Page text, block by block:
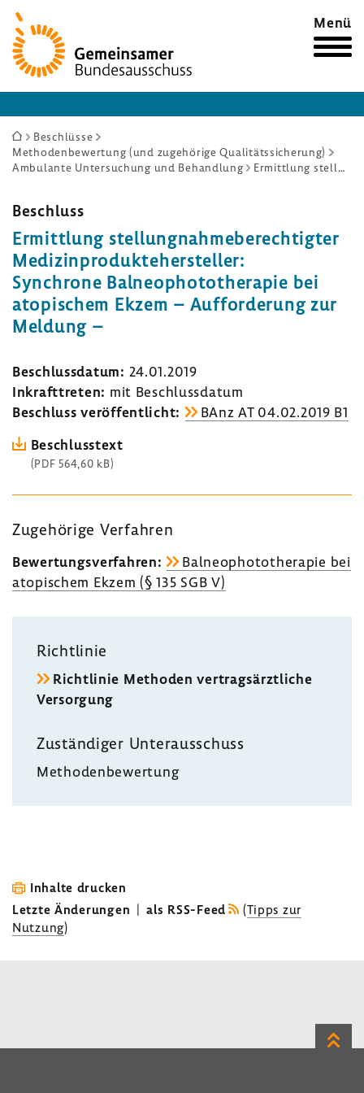
Zur
Startseite
Menü
Sie
sind
Beschlüsse
Methodenbewertung (und zugehörige Qualitätssicherung)
Ambulante Untersuchung und Behandlung
Ermittlung stellungnahmeberechtigter Medizinproduktehersteller: Synchrone Balneophototherapie bei atopischem Ekzem – Aufforderung zur Meldung –
Beschluss
Ermitt­lung stel­lung­nah­me­be­rech­tigter
Medi­zin­pro­dukte­her­steller:
Synchrone Balneo­pho­to­the­rapie bei
atopi­schem Ekzem – Auffor­de­rung zur
Meldung –
Beschluss­datum: 24.01.2019
Inkraft­treten: mit Beschluss­datum
Beschluss veröf­fent­licht:
BAnz AT 04.02.2019 B1
Beschluss­text
(PDF 564,60 kB)
Zuge­hö­rige Verfahren
Bewer­tungs­ver­fahren:
Balneo­pho­to­the­rapie bei
atopi­schem Ekzem (§ 135 SGB V)
Richt­linie
Richt­linie Methoden vertrags­ärzt­liche
Versor­gung
Zustän­diger Unter­aus­schuss
Metho­den­be­wer­tung
Inhalte drucken
Letzte Änderungen | als RSS-Feed (Tipps zur
Nutzung)
Zum